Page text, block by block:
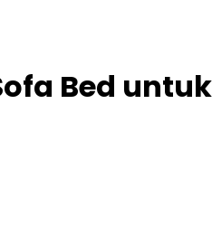
Bed untuk